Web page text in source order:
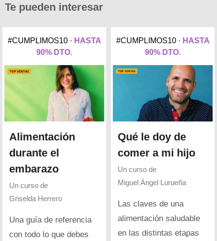
Te pueden interesar
#CUMPLIMOS10 · HASTA
90% DTO.
Alimentación
durante el
embarazo
Un curso de
Griselda Herrero
Una guía de referencia
con todo lo que debes
#CUMPLIMOS10 · HASTA
90% DTO.
Qué le doy de
comer a mi hijo
Un curso de
Miguel Ángel Lurueña
Las claves de una
alimentación saludable
en las distintas etapas